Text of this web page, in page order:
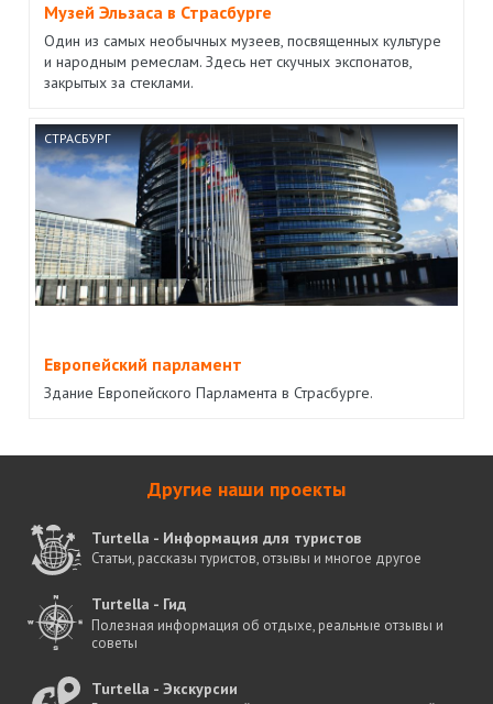
Музей Эльзаса в Страсбурге
Один из самых необычных музеев, посвященных культуре
и народным ремеслам. Здесь нет скучных экспонатов,
закрытых за стеклами.
СТРАСБУРГ
Европейский парламент
Здание Европейского Парламента в Страсбурге.
Другие наши проекты
Turtella - Информация для туристов
Статьи, рассказы туристов, отзывы и многое другое
Turtella - Гид
Полезная информация об отдыхе, реальные отзывы и
советы
Turtella - Экскурсии